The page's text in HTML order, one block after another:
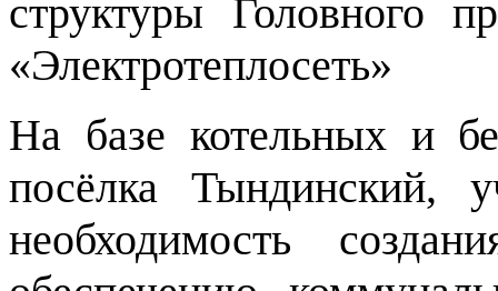
структуры Головного
«Электротеплосеть»
На базе котельных и
посёлка Тындинский,
необходимость